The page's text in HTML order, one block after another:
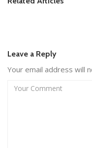
Leave a Reply
Your email address will